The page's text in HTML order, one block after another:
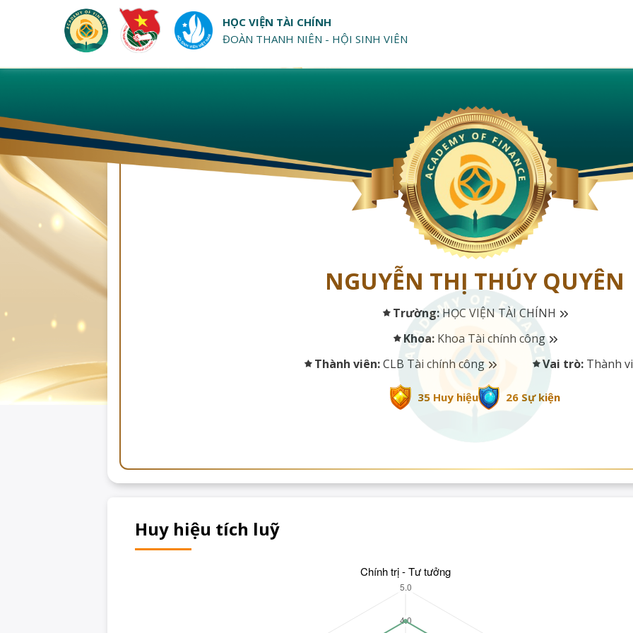
HỌC VIỆN TÀI CHÍNH
ĐOÀN THANH NIÊN - HỘI SINH VIÊN
NGUYỄN THỊ THÚY QUYÊN
Trường: HỌC VIỆN TÀI CHÍNH
Khoa: Khoa Tài chính công
Thành viên: CLB Tài chính công Vai trò:Thành
35 Huy hiệu 26 Sự kiện
Huy hiệu tích luỹ